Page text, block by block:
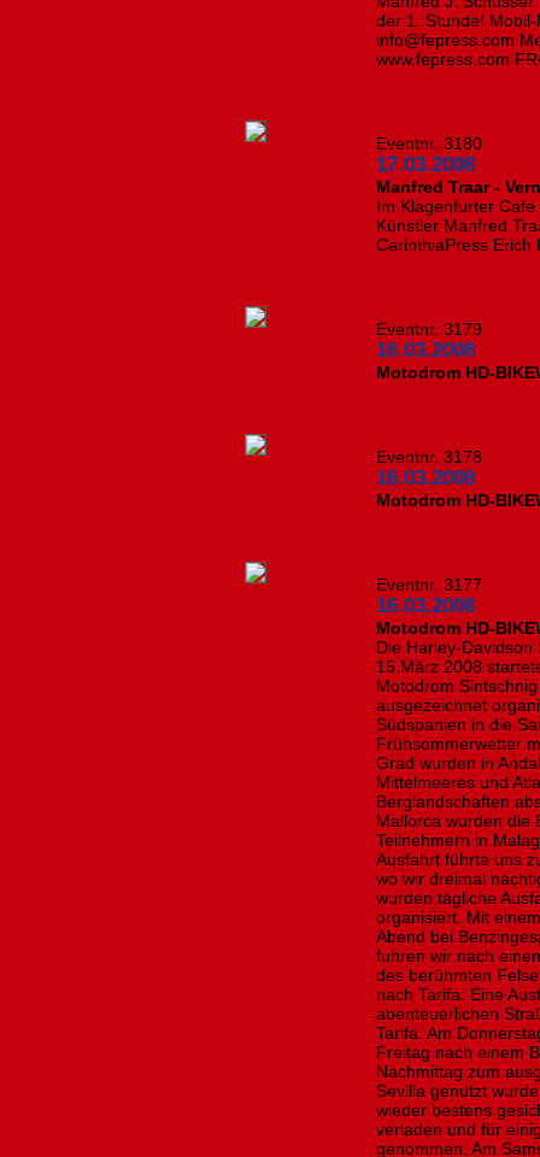
der 1. Stunde!
info@fepress.com
www.fepress.com
Eventnr. 3180
17.03.2008
Manfred Traar -
Im Klagenfurter
Künstler Manfred
CarinthiaPress Erich
Eventnr. 3179
16.03.2008
Motodrom HD-
Eventnr. 3178
16.03.2008
Motodrom HD-
Eventnr. 3177
16.03.2008
Motodrom HD-
Die Harley-
15.März 2008
Motodrom
ausgezeichnet
Südspanien in die
Frühsommerwetter
Grad wurden in
Mittelmeeres und
Berglandschaften
Mallorca wurden die
Teilnehmern in
Ausfahrt führte uns
wo wir dreimal
wurden tägliche
organisiert. Mit
Abend bei
fuhren wir nach
des berühmten
nach Tarifa. Eine
abenteuerlichen
Tarifa. Am
Freitag nach einem
Nachmittag zum
Sevilla genutzt
wieder bestens
verladen und für
genommen. Am